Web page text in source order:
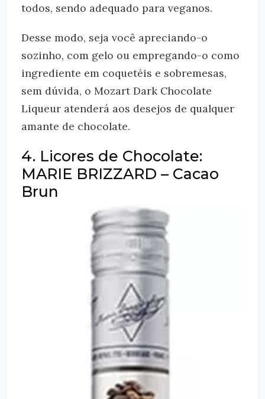
todos, sendo adequado para veganos.
Desse modo, seja você apreciando-o
sozinho, com gelo ou empregando-o como
ingrediente em coquetéis e sobremesas,
sem dúvida, o Mozart Dark Chocolate
Liqueur atenderá aos desejos de qualquer
amante de chocolate.
4. Licores de Chocolate:
MARIE BRIZZARD – Cacao
Brun